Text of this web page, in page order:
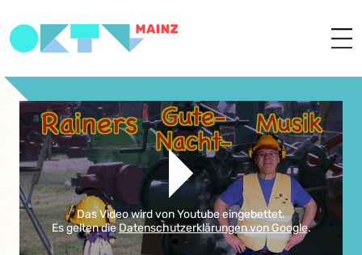
Das Video wird von Youtube eingebettet.
Es gelten dieDatenschutzerklärungen von Google.